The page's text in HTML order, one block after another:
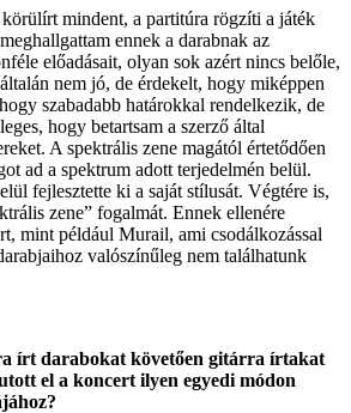
körülírt mindent, a partitúra rögzíti a játék
ennek a darabnak az
előadásait, olyan sok azért nincs belőle,
nem jó, de érdekelt, hogy miképpen
szabadabb határokkal rendelkezik, de
hogy betartsam a szerző által
A spektrális zene magától értetődően
ad a spektrum adott terjedelmén belül.
fejlesztette ki a saját stílusát. Végtére is,
zene” fogalmát. Ennek ellenére
mint például Murail, ami csodálkozással
valószínűleg nem találhatunk
írt darabokat követően gitárra írtakat
el a koncert ilyen egyedi módon